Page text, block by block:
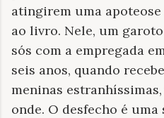
atingirem uma
ao livro. Nele, um
sós com a empregada
seis anos, quando
meninas
onde. O desfecho é